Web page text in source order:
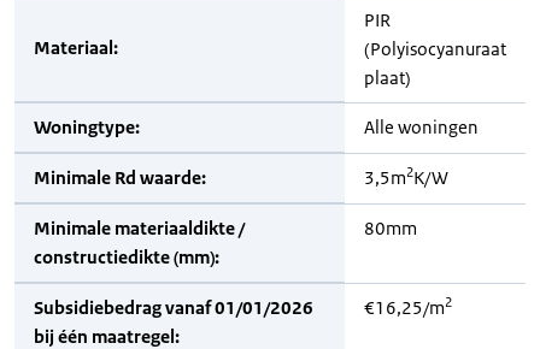
Materiaal:
PIR
(Polyisocyanuraat
plaat)
Woningtype: Alle woningen
Minimale Rd waarde: 3,5m2K/W
Minimale materiaaldikte /
constructiedikte (mm):
80mm
Subsidiebedrag vanaf 01/01/2026
bij één maatregel:
€16,25/m2